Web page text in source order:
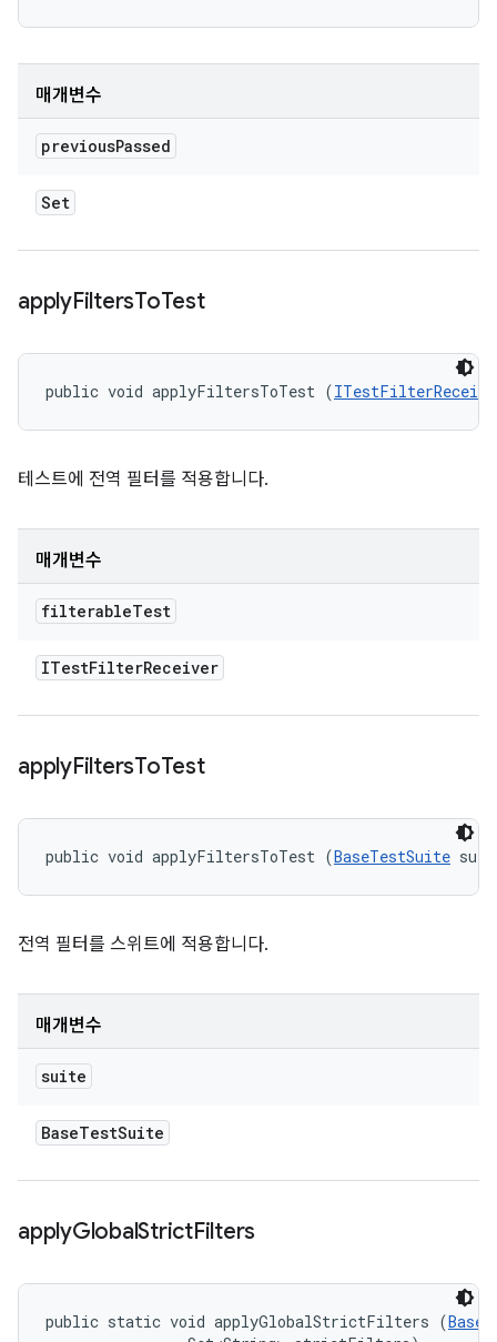
매개변수
previousPassed
Set
applyFiltersToTest
public void applyFiltersToTest (
테스트에 전역 필터를 적용합니다.
매개변수
filterableTest
ITestFilterReceiver
applyFiltersToTest
public void applyFiltersToTest (BaseTestSuite
전역 필터를 스위트에 적용합니다.
매개변수
suite
BaseTestSuite
applyGlobalStrictFilters
public static void applyGlobalStrictFilters (